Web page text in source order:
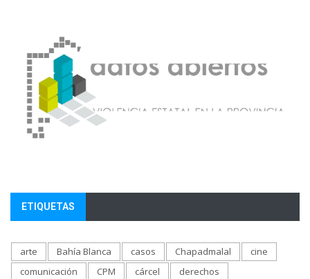
ETIQUETAS
arte Bahía Blanca casos Chapadmalal
cine
comunicación
CPM cárcel
derechos